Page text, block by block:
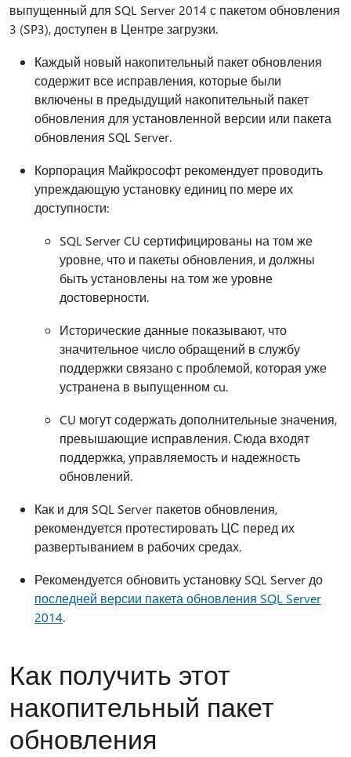
выпущенный для SQL Server 2014 с пакетом обновления
3 (SP3), доступен в Центре загрузки.
Каждый новый накопительный пакет обновления
содержит все исправления, которые были
включены в предыдущий накопительный пакет
обновления для установленной версии или пакета
обновления SQL Server.
Корпорация Майкрософт рекомендует проводить
упреждающую установку единиц по мере их
доступности:
SQL Server CU сертифицированы на том же
уровне, что и пакеты обновления, и должны
быть установлены на том же уровне
достоверности.
Исторические данные показывают, что
значительное число обращений в службу
поддержки связано с проблемой, которая уже
устранена в выпущенном cu.
CU могут содержать дополнительные значения,
превышающие исправления. Сюда входят
поддержка, управляемость и надежность
обновлений.
Как и для SQL Server пакетов обновления,
рекомендуется протестировать ЦС перед их
развертыванием в рабочих средах.
Рекомендуется обновить установку SQL Server до
последней версии пакета обновления SQL Server
2014.
Как получить этот
накопительный пакет
обновления